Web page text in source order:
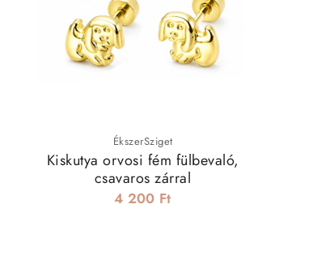
ÉkszerSziget
Kiskutya orvosi fém fülbevaló,
csavaros zárral
4 200 Ft